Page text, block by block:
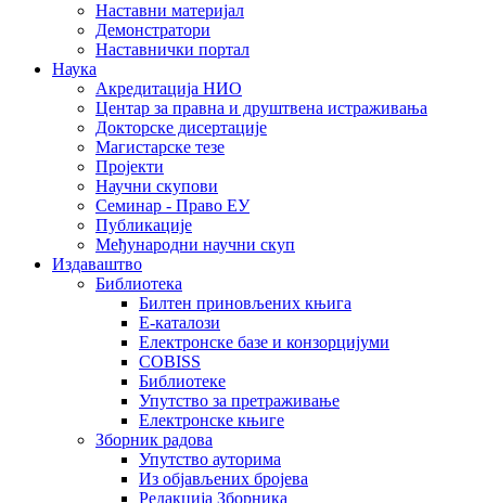
Наставни материјал
Демонстратори
Наставнички портал
Наука
Акредитација НИО
Центар за правна и друштвена истраживања
Докторске дисертације
Магистарске тезе
Пројекти
Научни скупови
Семинар - Право ЕУ
Публикације
Међународни научни скуп
Издаваштво
Библиотека
Билтен приновљених књига
Е-каталози
Електронске базе и конзорцијуми
COBISS
Библиотеке
Упутство за претраживање
Електронске књиге
Зборник радова
Упутство ауторима
Из објављених бројева
Редакција Зборника